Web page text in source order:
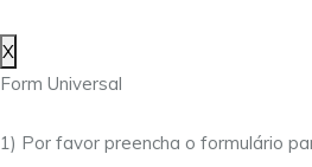
X
Form Universal
1) Por favor preencha o formulário